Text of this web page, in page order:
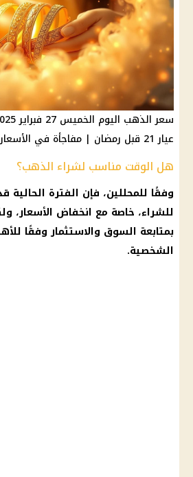
عيار 21 قبل رمضان | مفاجأة في الأسعار الآن - صورة أرشيفية
هل الوقت مناسب لشراء الذهب؟
وفقًا للمحللين، فإن الفترة
للشراء، خاصة مع انخفاض الأسعار،
بمتابعة السوق والاستثمار وفقًا
الشخصية.